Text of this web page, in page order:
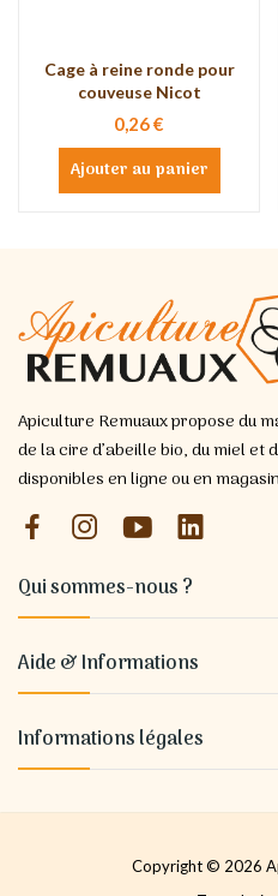
Cage à reine ronde pour
couveuse Nicot
0,26 €
Ajouter au panier
Apiculture Remuaux propose du
de la cire d’abeille bio, du miel et
disponibles en ligne ou en
Qui sommes-nous ?
Aide & Informations
Informations légales
Copyright © 2026